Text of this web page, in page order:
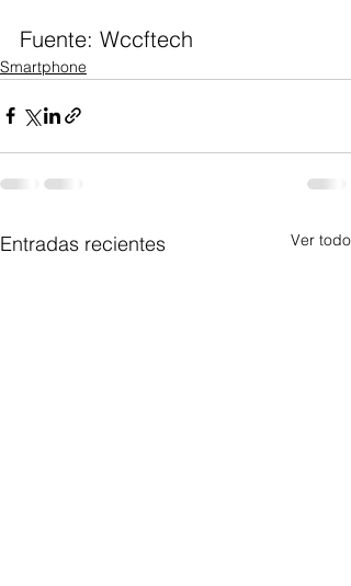
Fuente: Wccftech
Smartphone
Entradas recientes Ver todo